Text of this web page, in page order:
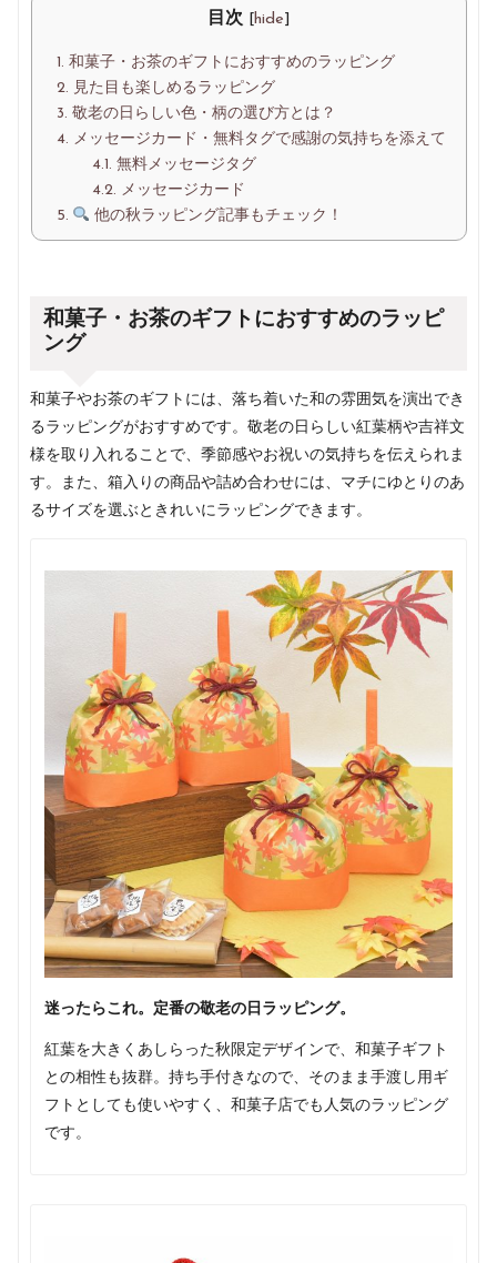
信
目次 [hide]
1. 和菓子・お茶のギフトにおすすめのラッピング
2. 見た目も楽しめるラッピング
3. 敬老の日らしい色・柄の選び方とは？
4. メッセージカード・無料タグで感謝の気持ちを添えて
4.1. 無料メッセージタグ
4.2. メッセージカード
5.
他の秋ラッピング記事もチェック！
和菓子・お茶のギフトにおすすめのラッピ
ング
和菓子やお茶のギフトには、落ち着いた和の雰囲気を演出でき
るラッピングがおすすめです。敬老の日らしい紅葉柄や吉祥文
様を取り入れることで、季節感やお祝いの気持ちを伝えられま
す。また、箱入りの商品や詰め合わせには、マチにゆとりのあ
るサイズを選ぶときれいにラッピングできます。
迷ったらこれ。定番の敬老の日ラッピング。
紅葉を大きくあしらった秋限定デザインで、和菓子ギフト
との相性も抜群。持ち手付きなので、そのまま手渡し用ギ
フトとしても使いやすく、和菓子店でも人気のラッピング
です。